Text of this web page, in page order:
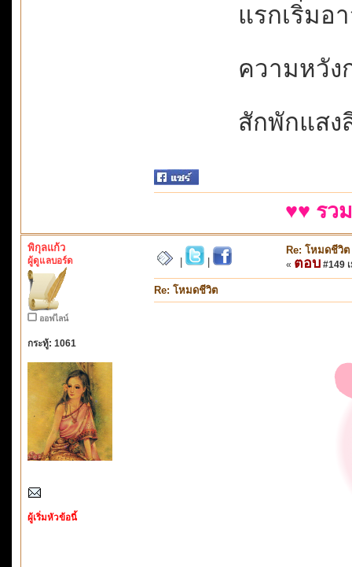
แรกเริ่มอ
ความหวัง
สักพักแสง
♥♥ รว
พิกุลแก้ว
ผู้ดูแลบอร์ด
ออฟไลน์
กระทู้: 1061
ผู้เริ่มหัวข้อนี้
Re: โหมดชีวิต
« ตอบ #149
Re: โหมดชีวิต